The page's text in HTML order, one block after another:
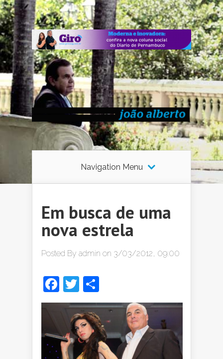
Navigation Menu
Em busca de uma
nova estrela
Posted By admin on 3/03/2012, 09:00
Facebook
Twitter